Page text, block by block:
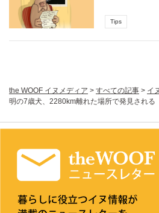
Tips
the WOOF イヌメディア > すべての記事 > イ
明の7歳犬、2280km離れた場所で発見される